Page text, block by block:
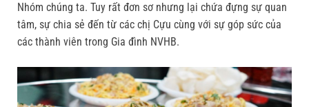
Nhóm chúng ta. Tuy rất đơn sơ nhưng lại chứa đựng sự quan
tâm, sự chia sẻ đến từ các chị Cựu cùng với sự góp sức của
các thành viên trong Gia đình NVHB.